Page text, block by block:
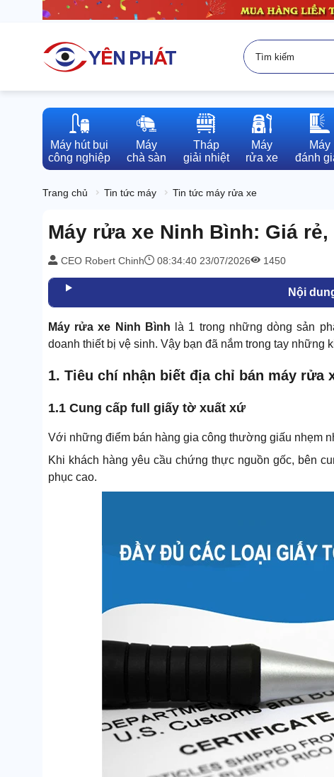
Máy hút bụi
công nghiệp
Máy
chà sàn
Tháp
giải nhiệt
Máy
rửa xe
Máy
đánh
Trang chủ Tin tức máy Tin tức máy rửa xe
Máy rửa xe Ninh Bình: Giá
CEO Robert Chinh 08:34:40 23/07/2026 1450
Nội
Máy rửa xe Ninh Bình
là 1 trong những dòng sản
doanh thiết bị vệ sinh. Vậy bạn đã nắm trong tay những
1. Tiêu chí nhận biết địa chỉ bán máy
1.1 Cung cấp full giấy tờ xuất xứ
Với những điểm bán hàng gia công thường giấu nhẹm
Khi khách hàng yêu cầu chứng thực nguồn gốc, bên
phục cao.